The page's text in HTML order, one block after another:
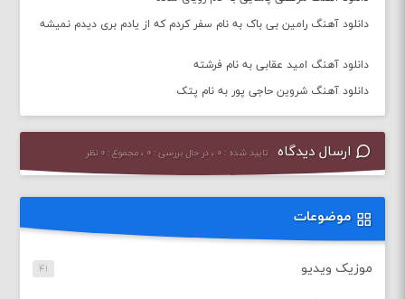
دانلود آهنگ رامین بی باک به نام سفر کردم که از یادم بری دیدم نمیشه
دانلود آهنگ امید عقابی به نام فرشته
دانلود آهنگ شروین حاجی پور به نام پتک
ارسال دیدگاه تایید شده : ۰ ، در حال بررسی : ۰ ، مجموع : ۰ نظر
موضوعات
موزیک ویدیو ۴۱